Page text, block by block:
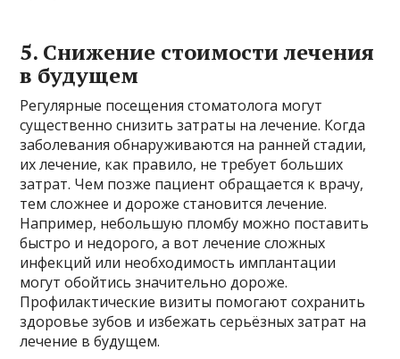
5. Снижение стоимости лечения
в будущем
Регулярные посещения стоматолога могут
существенно снизить затраты на лечение. Когда
заболевания обнаруживаются на ранней стадии,
их лечение, как правило, не требует больших
затрат. Чем позже пациент обращается к врачу,
тем сложнее и дороже становится лечение.
Например, небольшую пломбу можно поставить
быстро и недорого, а вот лечение сложных
инфекций или необходимость имплантации
могут обойтись значительно дороже.
Профилактические визиты помогают сохранить
здоровье зубов и избежать серьёзных затрат на
лечение в будущем.